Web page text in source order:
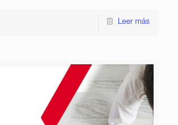
Leer más